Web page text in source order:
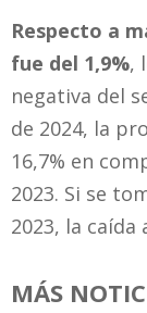
Respecto a
fue del 1,9%,
negativa del
de 2024, la
16,7% en
2023. Si se
2023, la caída
MÁS